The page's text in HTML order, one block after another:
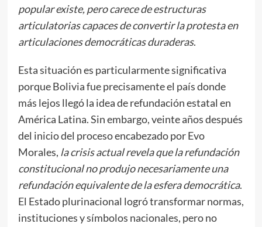
popular existe, pero carece de estructuras
articulatorias capaces de convertir la protesta en
articulaciones democráticas duraderas.
Esta situación es particularmente significativa
porque Bolivia fue precisamente el país donde
más lejos llegó la idea de refundación estatal en
América Latina. Sin embargo, veinte años después
del inicio del proceso encabezado por Evo
Morales, la crisis actual revela que la refundación
constitucional no produjo necesariamente una
refundación equivalente de la esfera democrática.
El Estado plurinacional logró transformar normas,
instituciones y símbolos nacionales, pero no